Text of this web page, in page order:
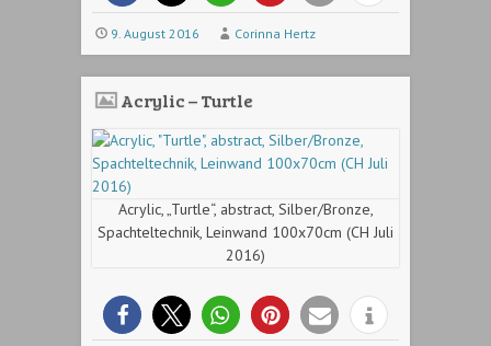
9. August 2016 Corinna Hertz
Acrylic – Turtle
Acrylic, „Turtle“, abstract, Silber/Bronze,
Spachteltechnik, Leinwand 100x70cm (CH Juli
2016)